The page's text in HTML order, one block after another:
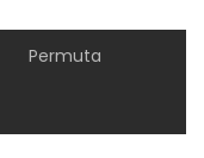
Permuta